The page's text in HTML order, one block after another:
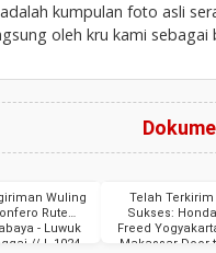
kumpulan foto asli
oleh kru kami
Wuling
Rute
- Luwuk
// L 1024
Telah Terkirim
Sukses: Honda
Freed
Makassar Door